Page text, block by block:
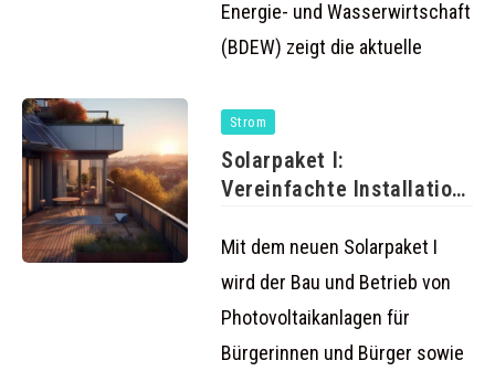
Energie- und Wasserwirtschaft
(BDEW) zeigt die aktuelle
Strom
Solarpaket I:
Vereinfachte Installation
und mehr
Mit dem neuen Solarpaket I
wird der Bau und Betrieb von
Photovoltaikanlagen für
Bürgerinnen und Bürger sowie